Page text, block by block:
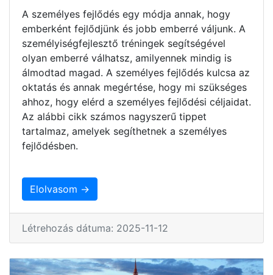
A személyes fejlődés egy módja annak, hogy
emberként fejlődjünk és jobb emberré váljunk. A
személyiségfejlesztő tréningek segítségével
olyan emberré válhatsz, amilyennek mindig is
álmodtad magad. A személyes fejlődés kulcsa az
oktatás és annak megértése, hogy mi szükséges
ahhoz, hogy elérd a személyes fejlődési céljaidat.
Az alábbi cikk számos nagyszerű tippet
tartalmaz, amelyek segíthetnek a személyes
fejlődésben.
Elolvasom →
Létrehozás dátuma: 2025-11-12